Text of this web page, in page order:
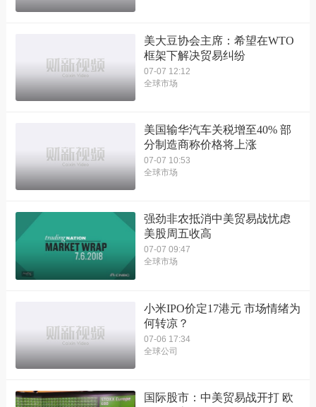
美大豆协会主席：希望在WTO
框架下解决贸易纠纷
07-07 12:12
全球市场
美国输华汽车关税增至40% 部
分制造商称价格将上涨
07-07 10:53
全球市场
强劲非农抵消中美贸易战忧虑
美股周五收高
07-07 09:47
全球市场
小米IPO价定17港元 市场情绪为
何转凉？
07-06 17:34
全球公司
国际股市：中美贸易战开打 欧